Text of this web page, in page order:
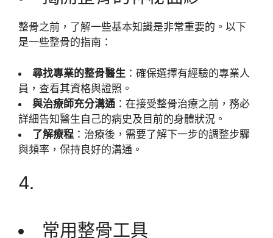
整骨之前，了解一些基本知識是非常重要的。以下
是一些整骨的指南：
尋找專業的整骨醫生 ：確保選擇有經驗的專業人
員，查看其資格與證照。
與治療師充分溝通 ：在接受整骨治療之前，務必
詳細告知醫生自己的病史及目前的身體狀況。
了解療程 ：治療後，需要了解下一步的調整步驟
與頻率，保持良好的溝通。
4.
常用整骨工具